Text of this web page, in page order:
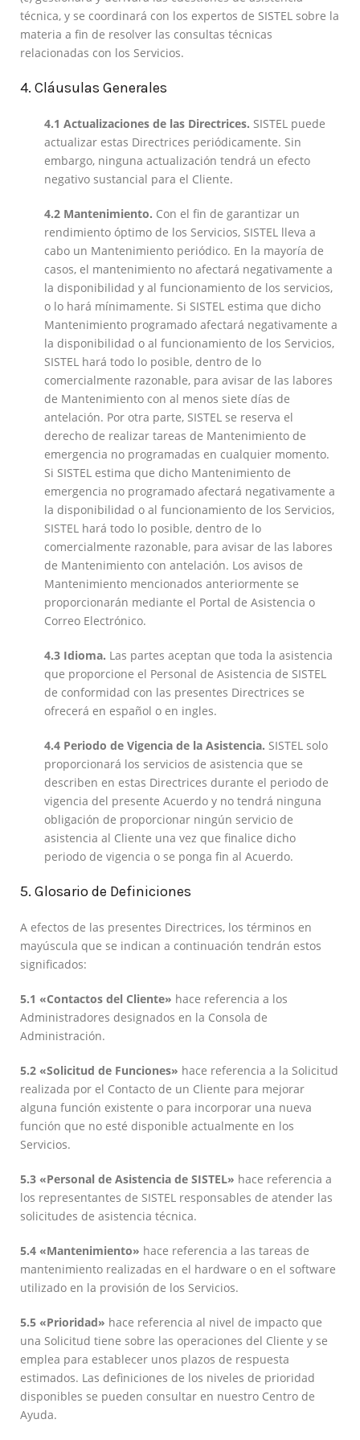
técnica, y se coordinará con los expertos de SISTEL sobre la
materia a fin de resolver las consultas técnicas
relacionadas con los Servicios.
4. Cláusulas Generales
4.1 Actualizaciones de las Directrices. SISTEL puede
actualizar estas Directrices periódicamente. Sin
embargo, ninguna actualización tendrá un efecto
negativo sustancial para el Cliente.
4.2 Mantenimiento. Con el fin de garantizar un
rendimiento óptimo de los Servicios, SISTEL lleva a
cabo un Mantenimiento periódico. En la mayoría de
casos, el mantenimiento no afectará negativamente a
la disponibilidad y al funcionamiento de los servicios,
o lo hará mínimamente. Si SISTEL estima que dicho
Mantenimiento programado afectará negativamente a
la disponibilidad o al funcionamiento de los Servicios,
SISTEL hará todo lo posible, dentro de lo
comercialmente razonable, para avisar de las labores
de Mantenimiento con al menos siete días de
antelación. Por otra parte, SISTEL se reserva el
derecho de realizar tareas de Mantenimiento de
emergencia no programadas en cualquier momento.
Si SISTEL estima que dicho Mantenimiento de
emergencia no programado afectará negativamente a
la disponibilidad o al funcionamiento de los Servicios,
SISTEL hará todo lo posible, dentro de lo
comercialmente razonable, para avisar de las labores
de Mantenimiento con antelación. Los avisos de
Mantenimiento mencionados anteriormente se
proporcionarán mediante el Portal de Asistencia o
Correo Electrónico.
4.3 Idioma. Las partes aceptan que toda la asistencia
que proporcione el Personal de Asistencia de SISTEL
de conformidad con las presentes Directrices se
ofrecerá en español o en ingles.
4.4 Periodo de Vigencia de la Asistencia. SISTEL solo
proporcionará los servicios de asistencia que se
describen en estas Directrices durante el periodo de
vigencia del presente Acuerdo y no tendrá ninguna
obligación de proporcionar ningún servicio de
asistencia al Cliente una vez que finalice dicho
periodo de vigencia o se ponga fin al Acuerdo.
5. Glosario de Definiciones
A efectos de las presentes Directrices, los términos en
mayúscula que se indican a continuación tendrán estos
significados:
5.1 «Contactos del Cliente» hace referencia a los
Administradores designados en la Consola de
Administración.
5.2 «Solicitud de Funciones» hace referencia a la Solicitud
realizada por el Contacto de un Cliente para mejorar
alguna función existente o para incorporar una nueva
función que no esté disponible actualmente en los
Servicios.
5.3 «Personal de Asistencia de SISTEL» hace referencia a
los representantes de SISTEL responsables de atender las
solicitudes de asistencia técnica.
5.4 «Mantenimiento» hace referencia a las tareas de
mantenimiento realizadas en el hardware o en el software
utilizado en la provisión de los Servicios.
5.5 «Prioridad» hace referencia al nivel de impacto que
una Solicitud tiene sobre las operaciones del Cliente y se
emplea para establecer unos plazos de respuesta
estimados. Las definiciones de los niveles de prioridad
disponibles se pueden consultar en nuestro Centro de
Ayuda.